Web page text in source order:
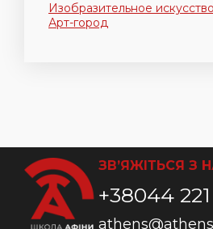
Изобразительное
Арт-город
ЗВ’ЯЖІТЬСЯ З
+38044